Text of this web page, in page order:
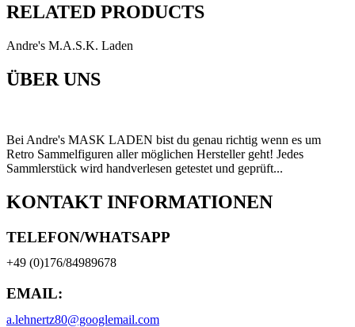
RELATED PRODUCTS
Andre's M.A.S.K. Laden
ÜBER UNS
Bei Andre's MASK LADEN bist du genau richtig wenn es um
Retro Sammelfiguren aller möglichen Hersteller geht! Jedes
Sammlerstück wird handverlesen getestet und geprüft...
KONTAKT INFORMATIONEN
TELEFON/WHATSAPP
+49 (0)176/84989678
EMAIL:
a.lehnertz80@googlemail.com